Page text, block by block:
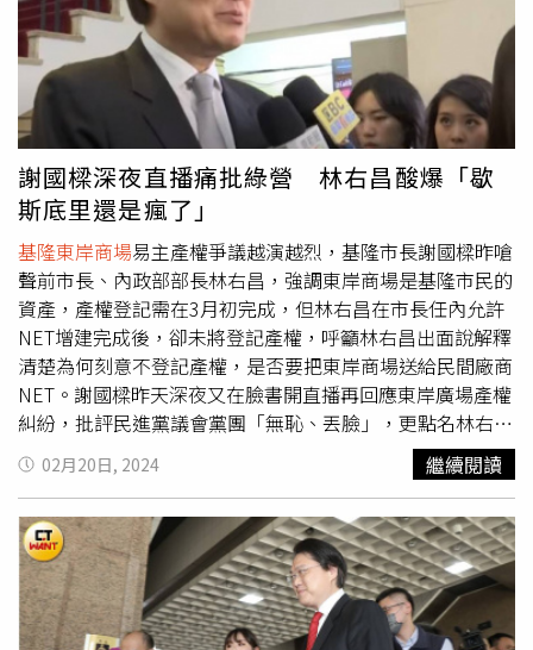
商」，呂謦煒反駁，實際上，微風的權利金包括固定營運權
利金1500萬 +變動營運權利金2200萬 +土地租金1156萬
+媒體通路回饋1900萬，加起來每年其實總共是6775萬，林
右昌故意只拿片面的「固定權利金」數據與謝國樑市府的總
收入對比，是不是在說謊還有帶風向之嫌？呼籲林右昌出面
回應。至外界人質疑「新承租者」微風接手東岸商場後，承
租年限一次就是20年不合理，呂謦煒也駁斥，這是ROT案，
ROT的意思是（改建、營運、移轉），原有建物讓民間機構
改建之後，授權民間機構營運，年限到了移轉給政府，一般
年限都是20年，賴清德任內台南第一個委託民間經營的海安
路地下停車場ROT案，年限也是20年。他說明，另外有一種
民間參與方式則是BOT，由民間機構投資新建並為營運，營
運期間屆滿後，移轉該建設之所有權予政府，這種案子的年
限還會更長，比如台中的立體停車場，年限32年，高雄凹子
底的BOT，更長達50年。基隆的案子完全是依法行事，ROT
也不是特例，何況這個案子引進民間投資3億800萬，更是
賴清德台南時代，民間只投資6650萬，無法相提並論。他
並補充，早在林右昌市長任內，林右昌主政的基隆市政府就
曾向市議會提案修法，想將《促進民間參與公共建設法》修
改成「無經營期限」，送請議會討論，做成決議改為「經營
年限30年」，當時做成這個決議的正是民進黨審查會主席蘇
仁和（現任民進黨基隆市黨部主委）。當初民進黨團自己做
「媒體通路回饋」，總額是6775萬元，外界不要只是看單
一科目「固定權利金」，因為林右昌任內只有固定權利金收
入而無變動權利金收入，要看就看總收入，他保證，總收入
絕無縮水。至於林右昌昨赴立院備詢前受訪時，嗆謝國樑歇
斯底里的謾罵，是喝醉酒、還是嗑藥？謝國樑今天再度強烈
反擊，「你們看我像拉K嗎？這種抹黑，笑笑就好」。至於
準副總統蕭美琴前幾天還到本土服飾品牌NET採買，並表示
這只是「自己多年來的習慣」，媒體追問謝，此舉是否把態
勢更拉上藍綠對決攻防？謝國樑回應，支持本土品牌是好
事，但即使如此，若把25億的市民財產送給企業，就是很不
妥，這是兩件事。不知道是否真的因為日前深夜直播談及基
隆東岸商場情緒確實有些失控，謝國樑今天記者會顯得小心
翼翼，不僅媒體問到的敏感政治鬥爭問題，全交由國民黨發
言人負責回答，在記者會開始前，謝國樑也強調，基隆市政
府對於外界關切此案，絕對會有問必答，但是擔心耽誤記者
會時間，也怕回應不夠周全，如果無法現場立即回覆的問
題，現場有基隆市發言人團隊，會將媒體的問題全部記下
來，最遲一天之內回應，也不排除他再度開直播親自回應，
藍營內部也傳出國民黨中央已經注意到此案的「敏感性」，
甚至視為下屆基隆市長前哨戰的可能性，而黨主席朱立倫的
核心幕僚及國民黨文傳會主委今天都親自到現場「盯場」，
謝國樑也帶著律師親自上陣，似乎已經有長期作戰的準備。
謝國樑深夜直播痛批綠營 林右昌酸爆「歇
斯底里還是瘋了」
基隆東岸商場易主產權爭議越演越烈，基隆市長謝國樑昨嗆
聲前市長、內政部部長林右昌，強調東岸商場是基隆市民的
資產，產權登記需在3月初完成，但林右昌在市長任內允許
NET增建完成後，卻未將登記產權，呼籲林右昌出面說解釋
清楚為何刻意不登記產權，是否要把東岸商場送給民間廠商
NET。謝國樑昨天深夜又在臉書開直播再回應東岸廣場產權
糾紛，批評民進黨議會黨團「無恥、丟臉」，更點名林右
昌，身為基隆市長卻做對市民不利，對自己有利的事。林右
昌今出席立法院會備詢，被問到此事時語帶酸氣說，謝國樑
昨日白天發言對他的批評，他都已經做過回應，至於謝昨晚
深夜直播加碼的批評，他說，「謝昨天晚上開了個直播，歇
斯底里的謾罵，有民眾看到，都覺得說謝國樑市長是不是瘋
了？還是喝醉酒、嗑藥拉Ｋ」。林右昌說，身為基隆市長
「這樣子真的是有一點失格，我自己身為基隆市民，對他這
02月20日, 2024 繼續閱讀